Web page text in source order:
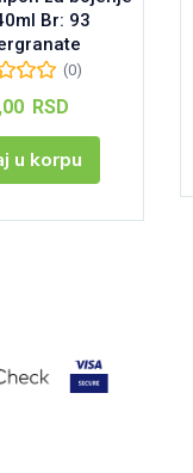
Br: 93
(0)
RSD
u korpu